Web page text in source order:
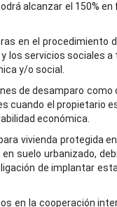
alcanzar el 150%
en el procedimiento
los servicios sociales
y/o social.
de desamparo como
cuando el propietario
económica.
vivienda protegida
suelo urbanizado,
de implantar
en la cooperación